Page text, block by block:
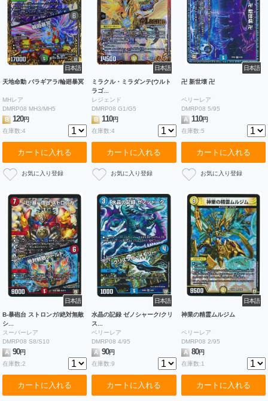
日本語
天地命動 バラギアラ/輪廻暴冥
MHレア
DMRP08 MH3/MH5
B
120円
在庫数:4
カートに入れる
日本語
ミラクル・ミラダンテ(ウルト
ラゴ...
レジェンド
DMRP08 G1/G5
B
110円
在庫数:4
カートに入れる
日本語
卍 新世壊 卍
ベリーレア
DMRP08 5/95
A 110円
在庫数:5
カートに入れる
日本語
B-暴砲台 ストロンガ/絶対無敵
シ...
スーパーレア
DMRP08 S8/S10
A
90円
在庫数:2
カートに入れる
日本語
水晶の記録 ゼノシャーク/クリ
ス...
ベリーレア
DMRP08 4/95
A
90円
在庫数:9
カートに入れる
日本語
神業の精霊ムルジム
ベリーレア
DMRP08 2/95
A 80円
在庫数:1
カートに入れる